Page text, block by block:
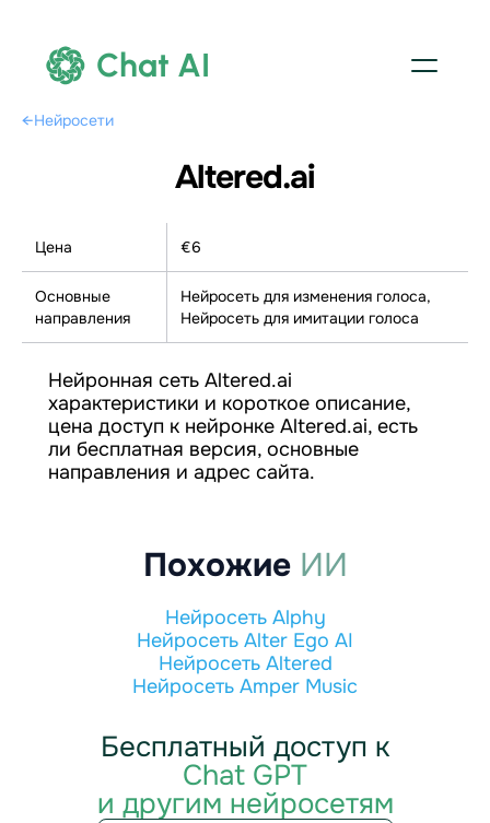
Chat AI
←Нейросети
Altered.ai
Цена €6
Основные
направления
Нейросеть для изменения голоса,
Нейросеть для имитации голоса
Нейронная сеть Altered.ai
характеристики и короткое описание,
цена доступ к нейронке Altered.ai, есть
ли бесплатная версия, основные
направления и адрес сайта.
Похожие ИИ
Нейросеть Alphy
Нейросеть Alter Ego AI
Нейросеть Altered
Нейросеть Amper Music
Бесплатный доступ к
Chat GPT
и другим нейросетям